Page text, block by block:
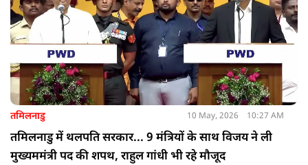
तमिलनाडु 10 May, 2026 10:27 AM
तमिलनाडु में थलपति सरकार... 9 मंत्रियों के साथ विजय ने ली
मुख्यममंत्री पद की शपथ, राहुल गांधी भी रहे मौजूद